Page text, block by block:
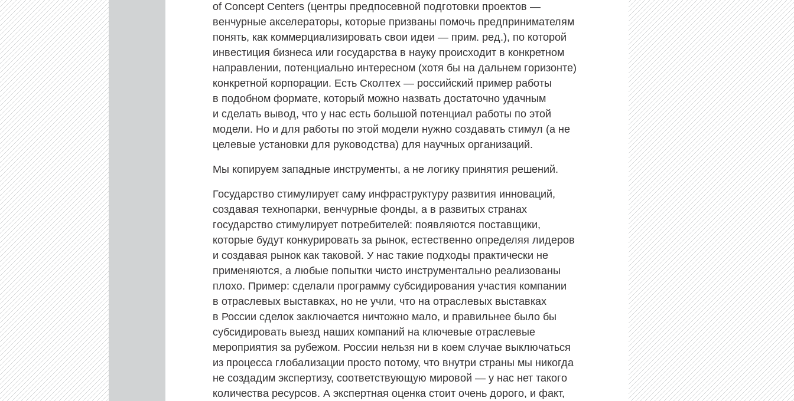
of Concept Centers (центры предпосевной подготовки проектов —
венчурные акселераторы, которые призваны помочь предпринимателям
понять, как коммерциализировать свои идеи — прим. ред.), по которой
инвестиция бизнеса или государства в науку происходит в конкретном
направлении, потенциально интересном (хотя бы на дальнем горизонте)
конкретной корпорации. Есть Сколтех — российский пример работы
в подобном формате, который можно назвать достаточно удачным
и сделать вывод, что у нас есть большой потенциал работы по этой
модели. Но и для работы по этой модели нужно создавать стимул (а не
целевые установки для руководства) для научных организаций.
Мы копируем западные инструменты, а не логику принятия решений.
Государство стимулирует саму инфраструктуру развития инноваций,
создавая технопарки, венчурные фонды, а в развитых странах
государство стимулирует потребителей: появляются поставщики,
которые будут конкурировать за рынок, естественно определяя лидеров
и создавая рынок как таковой. У нас такие подходы практически не
применяются, а любые попытки чисто инструментально реализованы
плохо. Пример: сделали программу субсидирования участия компании
в отраслевых выставках, но не учли, что на отраслевых выставках
в России сделок заключается ничтожно мало, и правильнее было бы
субсидировать выезд наших компаний на ключевые отраслевые
мероприятия за рубежом. России нельзя ни в коем случае выключаться
из процесса глобализации просто потому, что внутри страны мы никогда
не создадим экспертизу, соответствующую мировой — у нас нет такого
количества ресурсов. А экспертная оценка стоит очень дорого, и факт,